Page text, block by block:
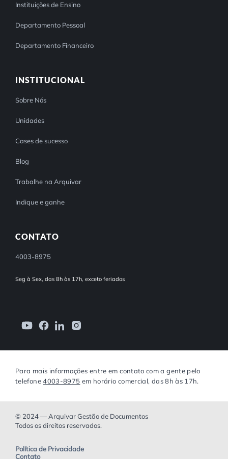
Instituições de Ensino
Departamento Pessoal
Departamento Financeiro
INSTITUCIONAL
Sobre Nós
Unidades
Cases de sucesso
Blog
Trabalhe na Arquivar
Indique e ganhe
CONTATO
4003-8975
Seg à Sex, das 8h às 17h, exceto feriados
Para mais informações entre em contato com a gente pelo
telefone4003-8975 em horário comercial, das 8h às 17h.
© 2024 — Arquivar Gestão de Documentos
Todos os direitos reservados.
Política de Privacidade
Contato